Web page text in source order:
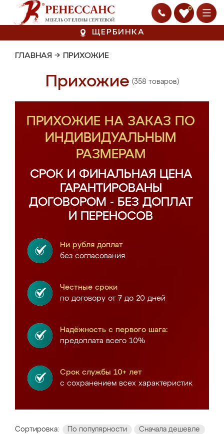
0
ЩЕРБИНКА
ГЛАВНАЯ → ПРИХОЖИЕ
Прихожие (358 товаров)
ПРИХОЖИЕ НА ЗАКАЗ ПО
ИНДИВИДУАЛЬНЫМ
РАЗМЕРАМ
СРОК И ФИНАЛЬНАЯ ЦЕНА
ГАРАНТИРОВАНЫ
ДОГОВОРОМ - БЕЗ ДОПЛАТ
И ПЕРЕНОСОВ
Ни рубля доплат
без согласования
Честные сроки
по договору от 7 до 20 дней
Надёжность с первого шага:
предоплата всего 10%
Срок службы 10+ лет
с сохранением всех характеристик
Сортировка: По популярности
Сначала дешевле